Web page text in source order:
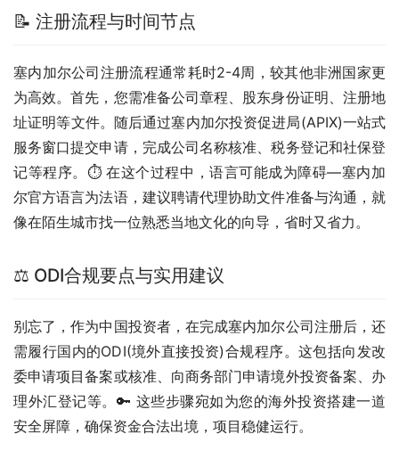
📝 注册流程与时间节点
塞内加尔公司注册流程通常耗时2-4周，较其他非洲国家更
为高效。首先，您需准备公司章程、股东身份证明、注册地
址证明等文件。随后通过塞内加尔投资促进局(APIX)一站式
服务窗口提交申请，完成公司名称核准、税务登记和社保登
记等程序。⏱️ 在这个过程中，语言可能成为障碍—塞内加
尔官方语言为法语，建议聘请代理协助文件准备与沟通，就
像在陌生城市找一位熟悉当地文化的向导，省时又省力。
⚖️ ODI合规要点与实用建议
别忘了，作为中国投资者，在完成塞内加尔公司注册后，还
需履行国内的ODI(境外直接投资)合规程序。这包括向发改
委申请项目备案或核准、向商务部门申请境外投资备案、办
理外汇登记等。🔑 这些步骤宛如为您的海外投资搭建一道
安全屏障，确保资金合法出境，项目稳健运行。